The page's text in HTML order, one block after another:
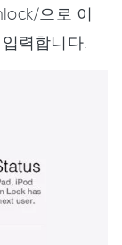
으로 이
력합니다.